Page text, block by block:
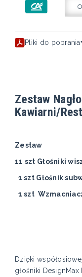
Pliki do pobrania
Zestaw
Kawiarni/
Zestaw
11 szt Głośniki
1 szt Głośnik
1 szt
Dzięki
głośniki DesignMax